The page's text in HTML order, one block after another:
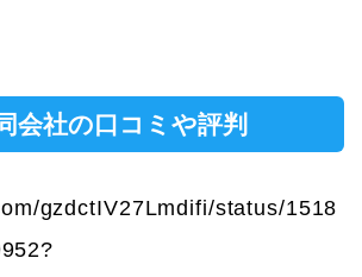
会社の口コミや評判
gzdctIV27Lmdifi/status/1518